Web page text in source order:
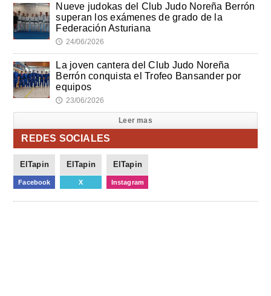
Nueve judokas del Club Judo Noreña Berrón
superan los exámenes de grado de la
Federación Asturiana
🕔 24/06/2026
La joven cantera del Club Judo Noreña
Berrón conquista el Trofeo Bansander por
equipos
🕔 23/06/2026
Leer mas
REDES SOCIALES
ElTapin
Facebook
ElTapin
X
ElTapin
Instagram